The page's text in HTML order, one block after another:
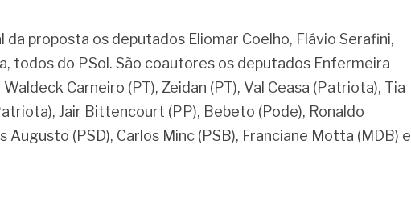
proposta os deputados Eliomar Coelho, Flávio Serafini,
todos do PSol. São coautores os deputados Enfermeira
Carneiro (PT), Zeidan (PT), Val Ceasa (Patriota), Tia
Jair Bittencourt (PP), Bebeto (Pode), Ronaldo
Augusto (PSD), Carlos Minc (PSB), Franciane Motta (MDB) e